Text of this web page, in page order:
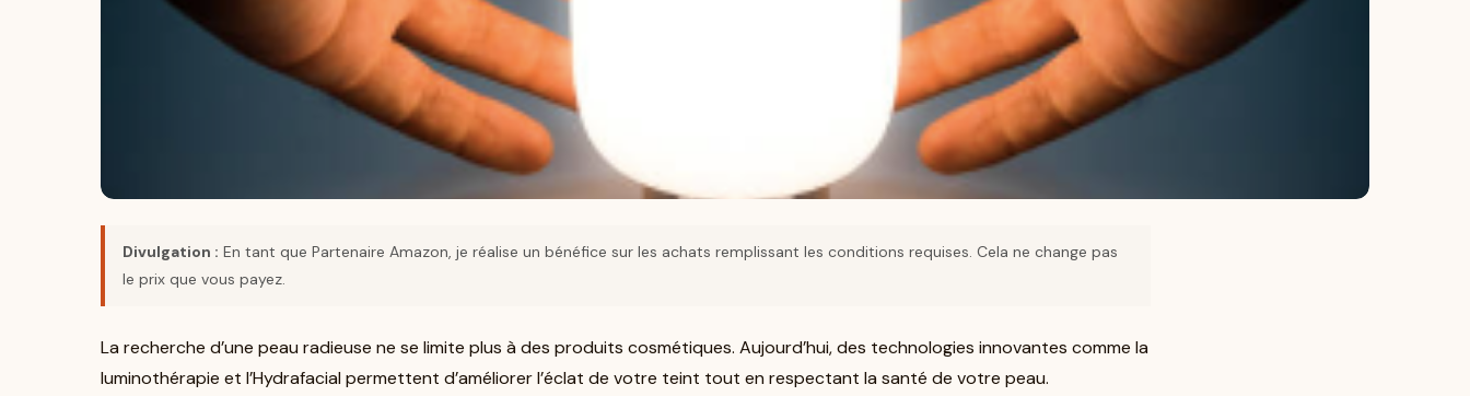
Divulgation : En tant que Partenaire Amazon, je réalise un bénéfice sur les achats remplissant les conditions requises. Cela ne change pas
le prix que vous payez.
La recherche d’une peau radieuse ne se limite plus à des produits cosmétiques. Aujourd’hui, des technologies innovantes comme la
luminothérapie et l’Hydrafacial permettent d’améliorer l’éclat de votre teint tout en respectant la santé de votre peau.